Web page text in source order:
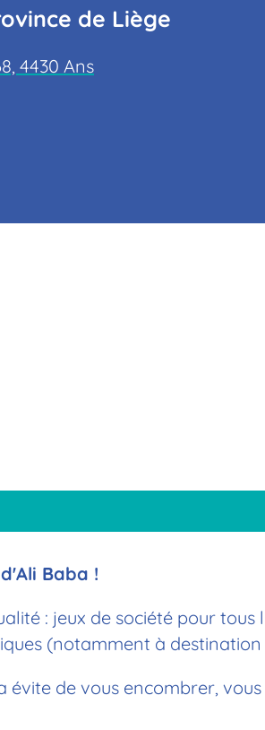
de Liège
4430 Ans
Baba !
: jeux de société pour
(notamment à
de vous encombrer,